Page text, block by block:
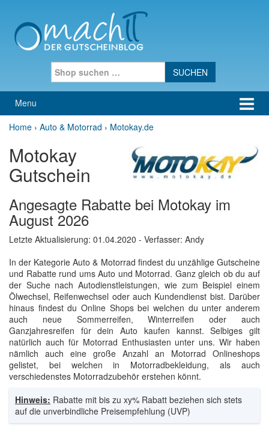
Menu
Home › Auto & Motorrad › Motokay.de
Motokay
Gutschein
Angesagte Rabatte bei Motokay im
August 2026
Letzte Aktualisierung: 01.04.2020 - Verfasser: Andy
In der Kategorie Auto & Motorrad findest du unzählige Gutscheine
und Rabatte rund ums Auto und Motorrad. Ganz gleich ob du auf
der Suche nach Autodienstleistungen, wie zum Beispiel einem
Ölwechsel, Reifenwechsel oder auch Kundendienst bist. Darüber
hinaus findest du Online Shops bei welchen du unter anderem
auch neue Sommerreifen, Winterreifen oder auch
Ganzjahresreifen für dein Auto kaufen kannst. Selbiges gilt
natürlich auch für Motorrad Enthusiasten unter uns. Wir haben
nämlich auch eine große Anzahl an Motorrad Onlineshops
gelistet, bei welchen in Motorradbekleidung, als auch
verschiedenstes Motorradzubehör erstehen könnt.
Hinweis: Rabatte mit bis zu xy% Rabatt beziehen sich stets
auf die unverbindliche Preisempfehlung (UVP)